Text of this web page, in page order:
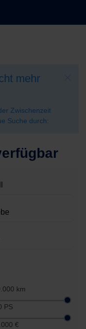
mehr
Zwischenzeit
Suche durch:
km
PS
€